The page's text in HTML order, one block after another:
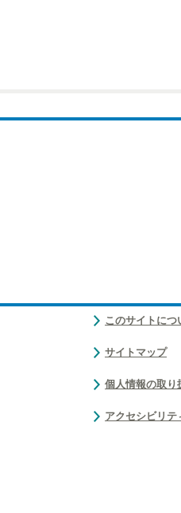
このサイトにつ
サイトマップ
個人情報の取り
アクセシビリテ